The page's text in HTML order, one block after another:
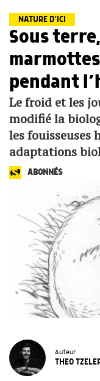
NATURE D’ICI
Sous
pendant
Le froid et les
modifié la
les fouisseuses
adaptations
ABONNÉS
Auteur
THEO